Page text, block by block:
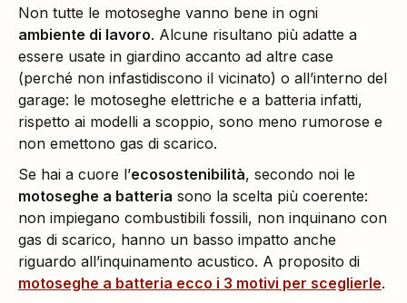
Non tutte le motoseghe vanno bene in ogni
ambiente di lavoro. Alcune risultano più adatte a
essere usate in giardino accanto ad altre case
(perché non infastidiscono il vicinato) o all’interno del
garage: le motoseghe elettriche e a batteria infatti,
rispetto ai modelli a scoppio, sono meno rumorose e
non emettono gas di scarico.
Se hai a cuore l’ecosostenibilità, secondo noi le
motoseghe a batteria sono la scelta più coerente:
non impiegano combustibili fossili, non inquinano con
gas di scarico, hanno un basso impatto anche
riguardo all’inquinamento acustico. A proposito di
motoseghe a batteria ecco i 3 motivi per sceglierle.